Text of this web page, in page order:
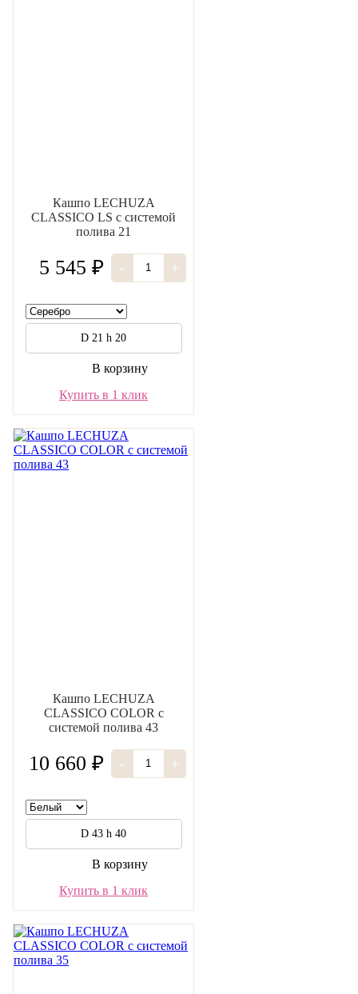
Кашпо LECHUZA
CLASSICO LS с системой
полива 21
5 545 ₽ - +
D 21 h 20
В корзину
Купить в 1 клик
Кашпо LECHUZA
CLASSICO COLOR с
системой полива 43
10 660 ₽ - +
D 43 h 40
В корзину
Купить в 1 клик